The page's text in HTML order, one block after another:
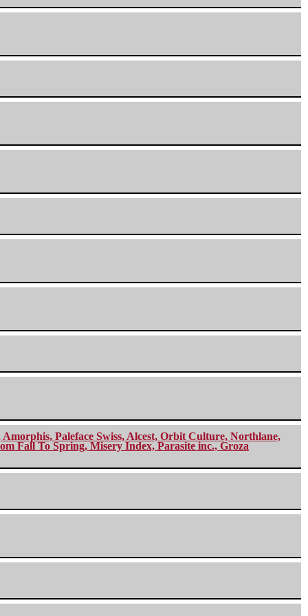
Paleface Swiss, Alcest, Orbit Culture, Northlane,
Fall To Spring, Misery Index, Parasite inc., Groza